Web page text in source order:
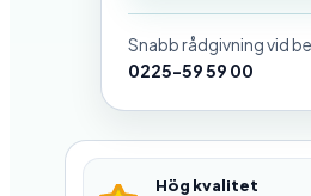
f
a
l
Snabb rådgivning vid
0225-59 59 00
Hög kvalitet